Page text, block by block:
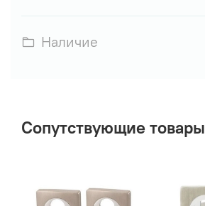
Наличие
Сопутствующие товары